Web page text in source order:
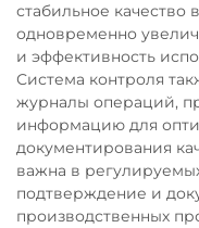
стабильное качество
одновременно
и эффективность
Система контроля
журналы операций,
информацию для
документирования
важна в
подтверждение и
производственных